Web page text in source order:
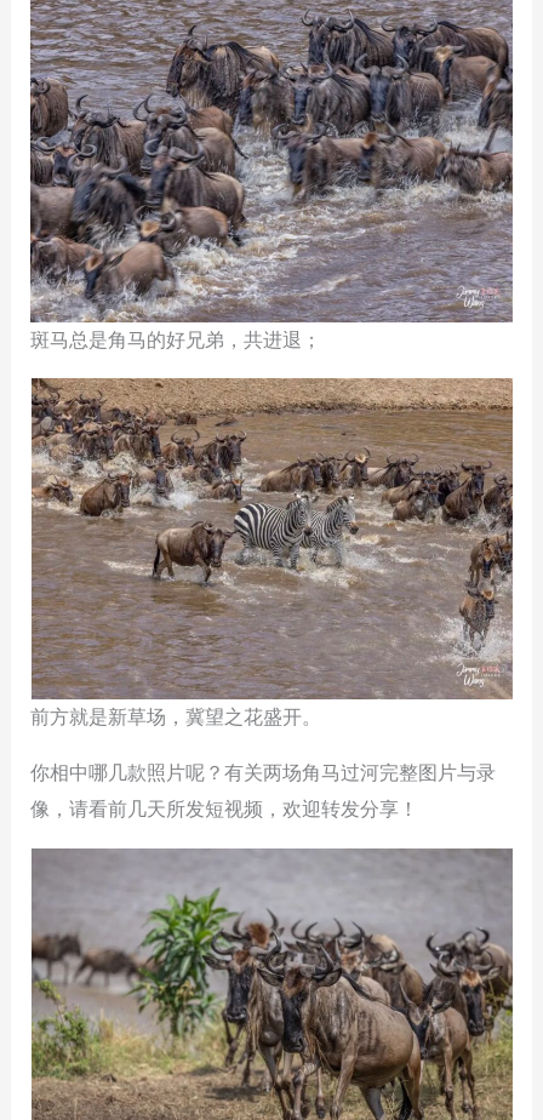
斑马总是角马的好兄弟，共进退；
前方就是新草场，冀望之花盛开。
你相中哪几款照片呢？有关两场角马过河完整图片与录
像，请看前几天所发短视频，欢迎转发分享！